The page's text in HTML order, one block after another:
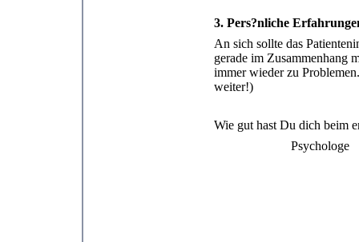
3. Pers?nliche
An sich sollte das
gerade im Zusammenhang
immer wieder zu
weiter!)
Wie gut hast Du dich beim
Psychologe